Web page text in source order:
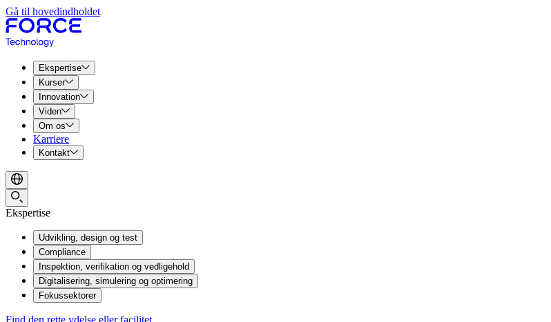
Gå til hovedindholdet
Ekspertise
Kurser
Innovation
Viden
Om os
Karriere
Kontakt
Ekspertise
Udvikling, design og test
Compliance
Inspektion, verifikation og vedligehold
Digitalisering, simulering og optimering
Fokussektorer